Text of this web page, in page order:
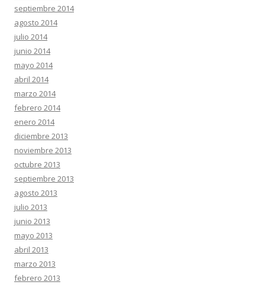
septiembre 2014
agosto 2014
julio 2014
junio 2014
mayo 2014
abril 2014
marzo 2014
febrero 2014
enero 2014
diciembre 2013
noviembre 2013
octubre 2013
septiembre 2013
agosto 2013
julio 2013
junio 2013
mayo 2013
abril 2013
marzo 2013
febrero 2013